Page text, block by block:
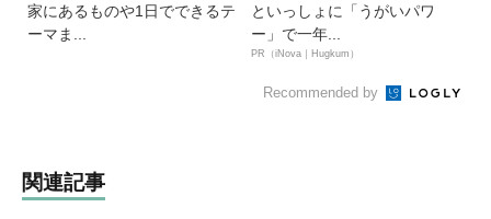
家にあるものや1日でできるテ
ーマま...
といっしょに「うがいパワ
ー」で一年...
PR（iNova｜Hugkum）
Recommended by
関連記事